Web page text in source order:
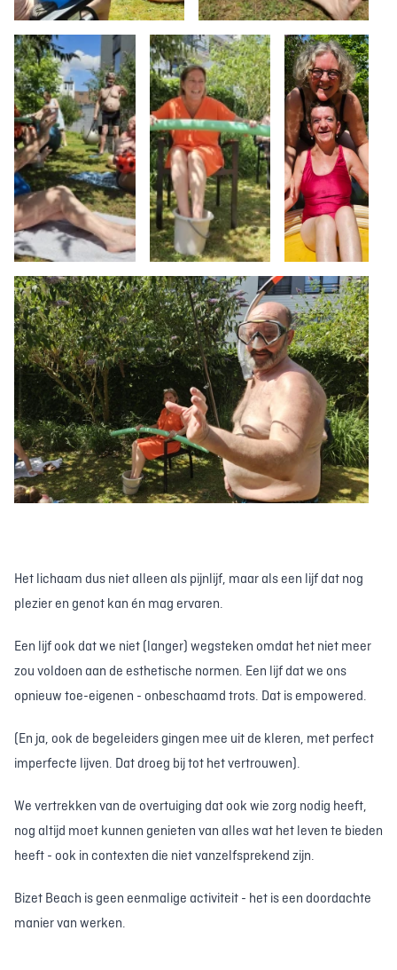
Het lichaam dus niet alleen als pijnlijf, maar als een lijf dat nog
plezier en genot kan én mag ervaren.
Een lijf ook dat we niet (langer) wegsteken omdat het niet meer
zou voldoen aan de esthetische normen. Een lijf dat we ons
opnieuw toe-eigenen - onbeschaamd trots. Dat is empowered.
(En ja, ook de begeleiders gingen mee uit de kleren, met perfect
imperfecte lijven. Dat droeg bij tot het vertrouwen).
We vertrekken van de overtuiging dat ook wie zorg nodig heeft,
nog altijd moet kunnen genieten van alles wat het leven te bieden
heeft - ook in contexten die niet vanzelfsprekend zijn.
Bizet Beach is geen eenmalige activiteit - het is een doordachte
manier van werken.